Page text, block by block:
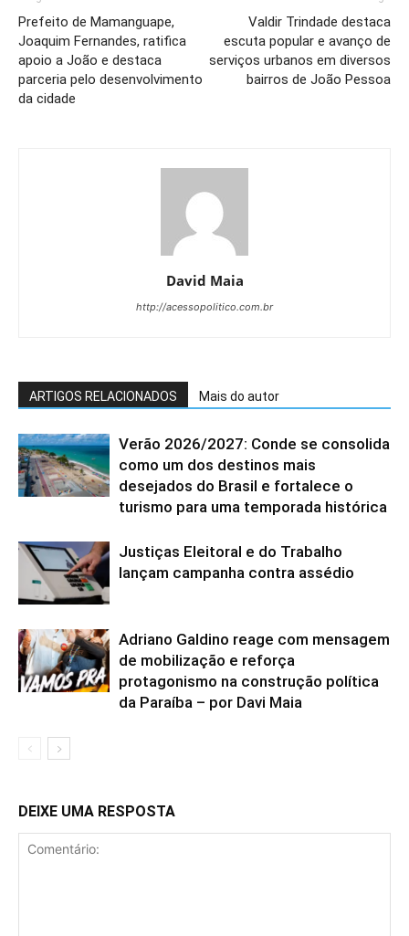
Prefeito de Mamanguape,
Joaquim Fernandes, ratifica
apoio a João e destaca
parceria pelo desenvolvimento
da cidade
Valdir Trindade destaca
escuta popular e avanço de
serviços urbanos em diversos
bairros de João Pessoa
David Maia
http://acessopolitico.com.br
ARTIGOS RELACIONADOS Mais do autor
Verão 2026/2027: Conde se consolida
como um dos destinos mais
desejados do Brasil e fortalece o
turismo para uma temporada histórica
Justiças Eleitoral e do Trabalho
lançam campanha contra assédio
Adriano Galdino reage com mensagem
de mobilização e reforça
protagonismo na construção política
da Paraíba – por Davi Maia
DEIXE UMA RESPOSTA